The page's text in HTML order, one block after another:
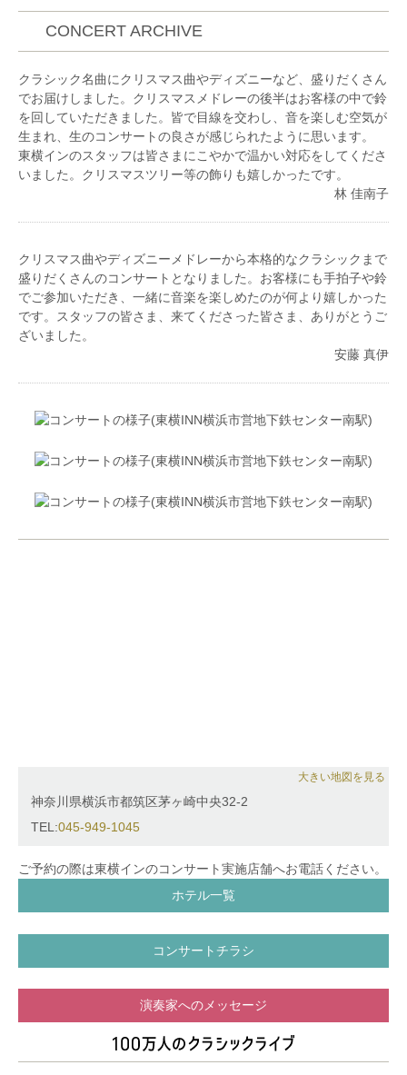
国際音楽コンクールアンサンブル部門において第3位
受賞。第25回万里の長城杯において優秀伴奏者賞を受
ネ・オ・ジャポン2016およびラ・フォル・ジュルネ
TOKYO2018丸の内エリアコンサートに出演。洗足学
園音楽大学平成28年度卒業演奏会に出演。
これまでにピアノを皆川純一氏に、室内楽を石田多紀
乃、立花千春、安永徹、市野あゆみ、菅井春恵の各氏
に、オペラ伴奏法を冨平恭平氏に、器楽伴奏法を浦壁
instagram:@ma1.21
CONCERT ARCHIVE
クラシック名曲にクリスマス曲やディズニーなど、盛りだくさん
でお届けしました。クリスマスメドレーの後半はお客様の中で鈴
を回していただきました。皆で目線を交わし、音を楽しむ空気が
生まれ、生のコンサートの良さが感じられたように思います。
東横インのスタッフは皆さまにこやかで温かい対応をしてくださ
いました。クリスマスツリー等の飾りも嬉しかったです。
林 佳南子
クリスマス曲やディズニーメドレーから本格的なクラシックまで
盛りだくさんのコンサートとなりました。お客様にも手拍子や鈴
でご参加いただき、一緒に音楽を楽しめたのが何より嬉しかった
です。スタッフの皆さま、来てくださった皆さま、ありがとうご
ざいました。
安藤 真伊
大きい地図を見る
神奈川県横浜市都筑区茅ヶ崎中央32-2
TEL:045-949-1045
ご予約の際は東横インのコンサート実施店舗へお電話ください。
ホテル一覧
コンサートチラシ
演奏家へのメッセージ